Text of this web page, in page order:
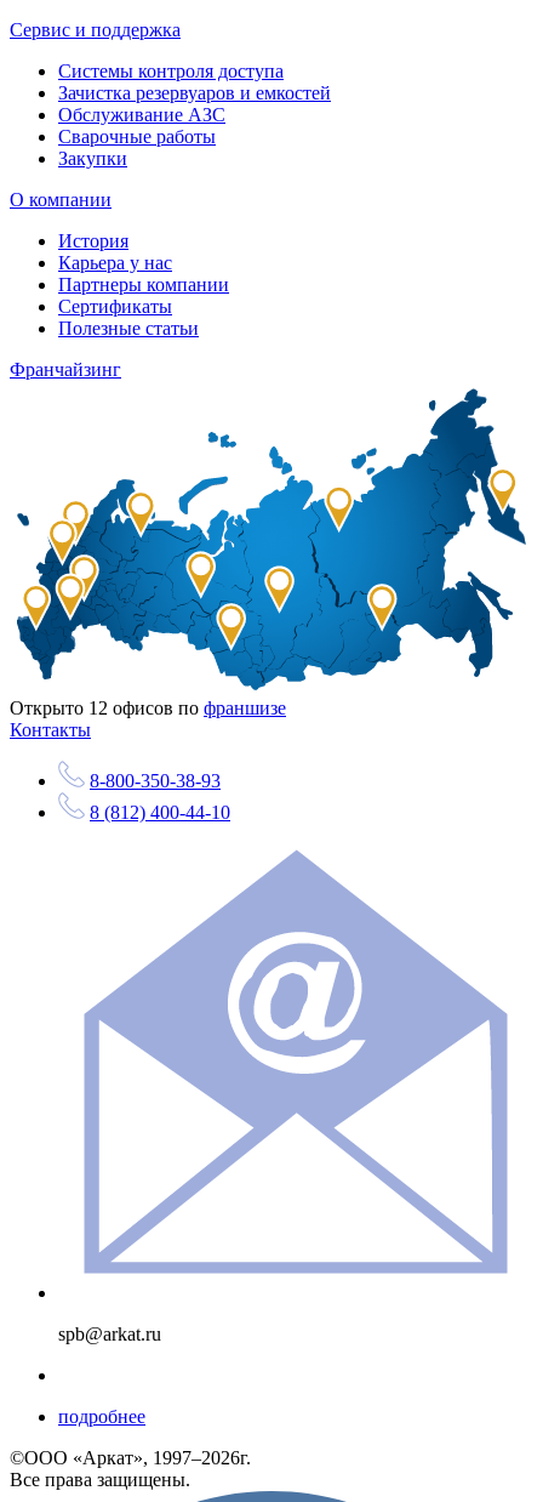
Сервис и поддержка
Системы контроля доступа
Зачистка резервуаров и емкостей
Обслуживание АЗС
Сварочные работы
Закупки
О компании
История
Карьера у нас
Партнеры компании
Сертификаты
Полезные статьи
Франчайзинг
Открыто 12 офисов по франшизе
Контакты
8-800-350-38-93
8 (812) 400-44-10
spb@arkat.ru
подробнее
©ООО «Аркат», 1997–2026г.
Все права защищены.